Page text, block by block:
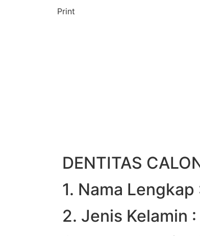
DENTITAS
1. Nama Lengkap
2. Jenis Kelamin
Print